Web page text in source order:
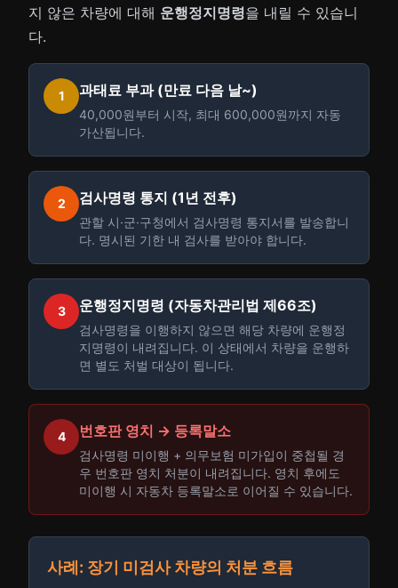
지 않은 차량에 대해 운행정지명령을 내릴 수 있습니
다.
1 과태료 부과 (만료 다음 날~)
40,000원부터 시작, 최대 600,000원까지 자동
가산됩니다.
2 검사명령 통지 (1년 전후)
관할 시·군·구청에서 검사명령 통지서를 발송합니
다. 명시된 기한 내 검사를 받아야 합니다.
3 운행정지명령 (자동차관리법 제66조)
검사명령을 이행하지 않으면 해당 차량에 운행정
지명령이 내려집니다. 이 상태에서 차량을 운행하
면 별도 처벌 대상이 됩니다.
4 번호판 영치 → 등록말소
검사명령 미이행 + 의무보험 미가입이 중첩될 경
우 번호판 영치 처분이 내려집니다. 영치 후에도
미이행 시 자동차 등록말소로 이어질 수 있습니다.
사례: 장기 미검사 차량의 처분 흐름